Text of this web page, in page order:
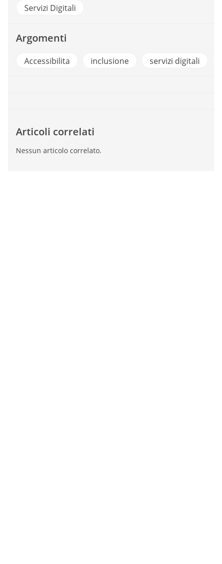
Servizi Digitali
Argomenti
Accessibilita inclusione servizi digitali
Articoli correlati
Nessun articolo correlato.